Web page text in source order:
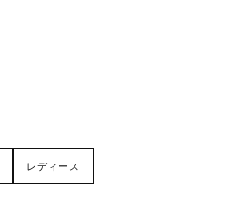
レディース